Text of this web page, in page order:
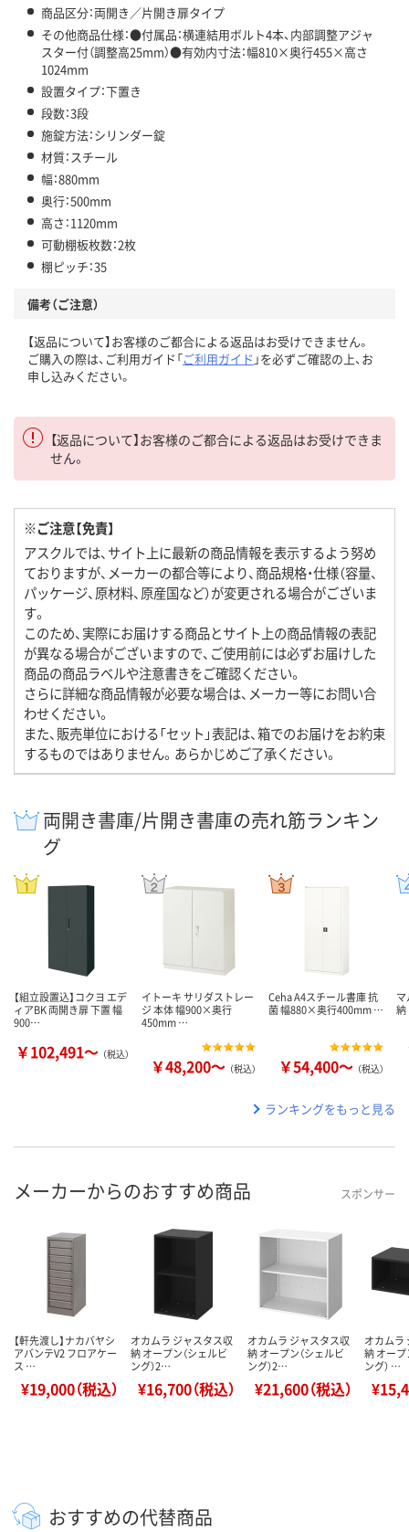
商品区分：両開き／片開き扉タイプ
その他商品仕様：●付属品：横連結用ボルト4本、内部調整アジャ
スター付（調整高25mm）●有効内寸法：幅810×奥行455×高さ
1024mm
設置タイプ：下置き
段数：3段
施錠方法：シリンダー錠
材質：スチール
幅：880mm
奥行：500mm
高さ：1120mm
可動棚板枚数：2枚
棚ピッチ：35
備考（ご注意）
【返品について】お客様のご都合による返品はお受けできません。
ご購入の際は、ご利用ガイド「ご利用ガイド 」を必ずご確認の上、お
申し込みください。
【返品について】お客様のご都合による返品はお受けできま
せん。
※ご注意【免責】
アスクルでは、サイト上に最新の商品情報を表示するよう努め
ておりますが、メーカーの都合等により、商品規格・仕様（容量、
パッケージ、原材料、原産国など）が変更される場合がございま
す。
このため、実際にお届けする商品とサイト上の商品情報の表記
が異なる場合がございますので、ご使用前には必ずお届けした
商品の商品ラベルや注意書きをご確認ください。
さらに詳細な商品情報が必要な場合は、メーカー等にお問い合
わせください。
また、販売単位における「セット」表記は、箱でのお届けをお約束
するものではありません。あらかじめご了承ください。
両開き書庫/片開き書庫の売れ筋ランキン
グ
【組立設置込】コクヨ エデ
ィアBK 両開き扉 下置 幅
900…
￥102,491～ （税込）
イトーキ サリダストレー
ジ 本体 幅900×奥行
450mm …
￥48,200～ （税込）
Ceha A4スチール書庫 抗
菌 幅880×奥行400mm …
￥54,400～ （税込）
ランキングをもっと見る
メーカーからのおすすめ商品 スポンサー
【軒先渡し】ナカバヤシ
アバンテV2 フロアケー
ス …
¥19,000（税込）
オカムラ ジャスタス収
納 オープン（シェルビ
ング）2…
¥16,700（税込）
オカムラ ジャスタス収
納 オープン（シェルビ
ング）2…
¥21,600（税込）
オカムラ
納 オープ
ング） …
おすすめの代替商品